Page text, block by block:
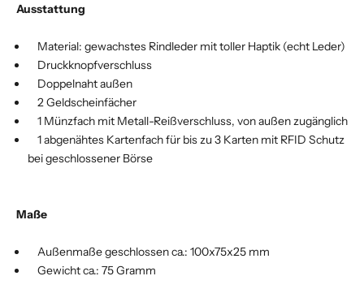
Ausstattung
Material: gewachstes Rindleder mit toller Haptik (echt Leder)
Druckknopfverschluss
Doppelnaht außen
2 Geldscheinfächer
1 Münzfach mit Metall-Reißverschluss, von außen zugänglich
1 abgenähtes Kartenfach für bis zu 3 Karten mit RFID Schutz
bei geschlossener Börse
Maße
Außenmaße geschlossen ca.: 100x75x25 mm
Gewicht ca.: 75 Gramm